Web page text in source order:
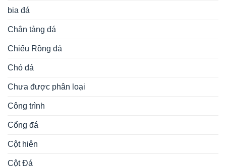
bia đá
Chân tảng đá
Chiếu Rồng đá
Chó đá
Chưa được phân loại
Công trình
Cổng đá
Cột hiên
Cột Đá